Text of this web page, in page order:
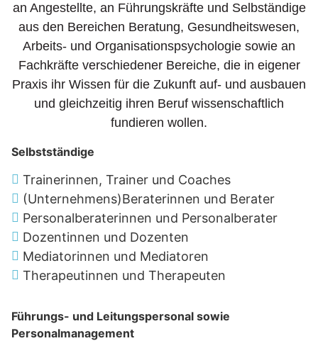
an Angestellte, an Führungskräfte und Selbständige
aus den Bereichen Beratung, Gesundheitswesen,
Arbeits- und Organisationspsychologie sowie an
Fachkräfte verschiedener Bereiche, die in eigener
Praxis ihr Wissen für die Zukunft auf- und ausbauen
und gleichzeitig ihren Beruf wissenschaftlich
fundieren wollen.
Selbstständige
Trainerinnen, Trainer und Coaches
(Unternehmens)Beraterinnen und Berater
Personalberaterinnen und Personalberater
Dozentinnen und Dozenten
Mediatorinnen und Mediatoren
Therapeutinnen und Therapeuten
Führungs- und Leitungspersonal sowie
Personalmanagement